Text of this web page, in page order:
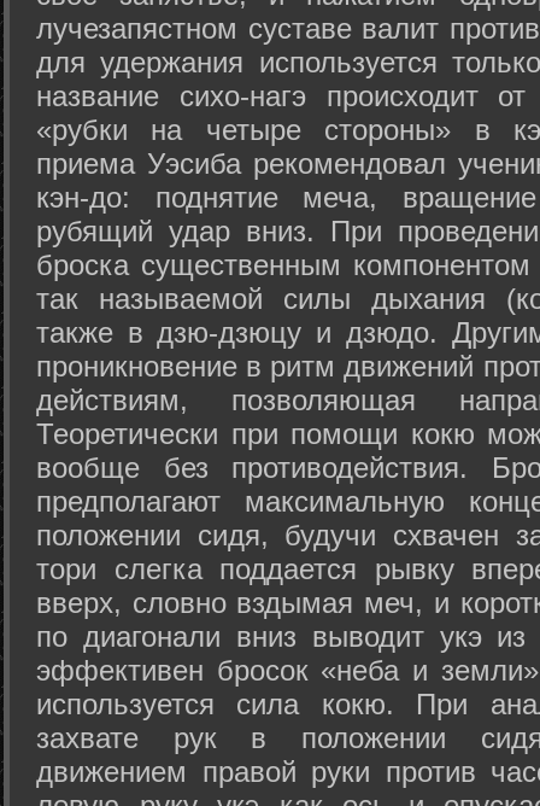
лучезапястном суставе валит
для удержания используется
название сихо-нагэ происходит
«рубки на четыре стороны» в
приема Уэсиба рекомендовал
кэн-до: поднятие меча,
рубящий удар вниз. При
броска существенным компонентом
так называемой силы дыхания
также в дзю-дзюцу и дзюдо.
проникновение в ритм движений
действиям, позволяющая
Теоретически при помощи кокю
вообще без противодействия.
предполагают максимальную
положении сидя, будучи схвачен
тори слегка поддается рывку
вверх, словно вздымая меч, и
по диагонали вниз выводит укэ
эффективен бросок «неба и
используется сила кокю. При
захвате рук в положении
движением правой руки против